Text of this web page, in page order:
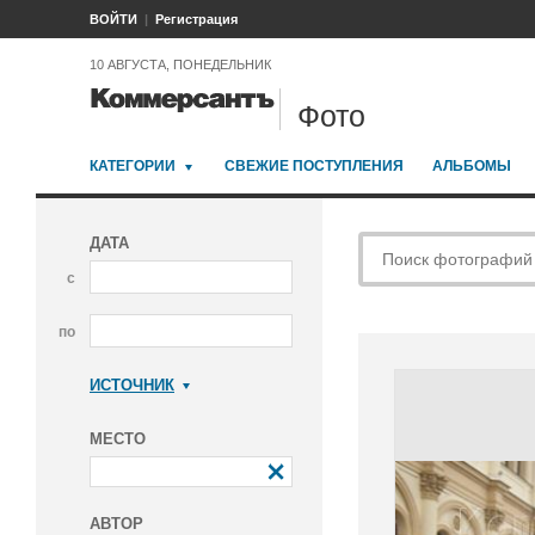
ВОЙТИ Регистрация
10 АВГУСТА, ПОНЕДЕЛЬНИК
Фото
КАТЕГОРИИ СВЕЖИЕ ПОСТУПЛЕНИЯ АЛЬБОМЫ
ДАТА
с
по
ИСТОЧНИК
МЕСТО
АВТОР